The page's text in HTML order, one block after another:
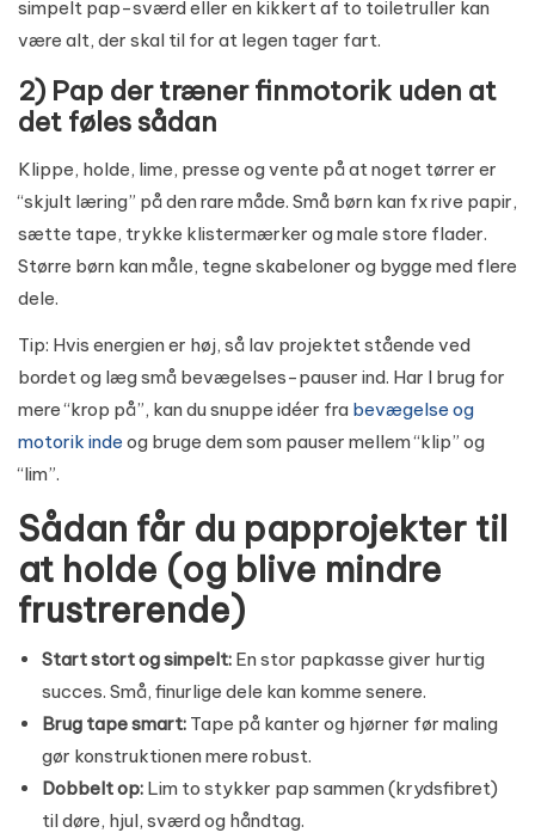
simpelt pap-sværd eller en kikkert af to toiletruller kan
være alt, der skal til for at legen tager fart.
2) Pap der træner finmotorik uden at
det føles sådan
Klippe, holde, lime, presse og vente på at noget tørrer er
“skjult læring” på den rare måde. Små børn kan fx rive papir,
sætte tape, trykke klistermærker og male store flader.
Større børn kan måle, tegne skabeloner og bygge med flere
dele.
Tip: Hvis energien er høj, så lav projektet stående ved
bordet og læg små bevægelses-pauser ind. Har I brug for
mere “krop på”, kan du snuppe idéer fra bevægelse og
motorik inde og bruge dem som pauser mellem “klip” og
“lim”.
Sådan får du papprojekter til
at holde (og blive mindre
frustrerende)
Start stort og simpelt: En stor papkasse giver hurtig
succes. Små, finurlige dele kan komme senere.
Brug tape smart: Tape på kanter og hjørner før maling
gør konstruktionen mere robust.
Dobbelt op: Lim to stykker pap sammen (krydsfibret)
til døre, hjul, sværd og håndtag.